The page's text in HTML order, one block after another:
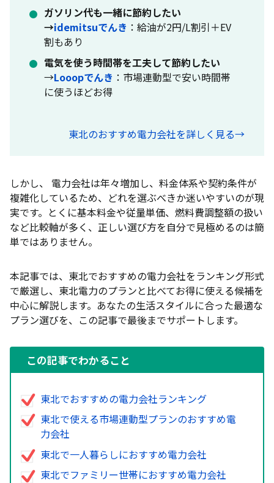
ガソリン代も一緒に節約したい
→idemitsuでんき ：給油が2円/L割引＋EV
割もあり
電気を使う時間帯を工夫して節約したい
→Looopでんき ：市場連動型で安い時間帯
に使うほどお得
東北のおすすめ電力会社を詳しく見る→
しかし、 電力会社は年々増加し、料金体系や契約条件が
複雑化しているため、どれを選ぶべきか迷いやすいのが現
実です。とくに基本料金や従量単価、燃料費調整額の扱い
など比較軸が多く、正しい選び方を自分で見極めるのは簡
単ではありません。
本記事では、東北でおすすめの電力会社をランキング形式
で厳選し、東北電力のプランと比べてお得に使える候補を
中心に解説します。あなたの生活スタイルに合った最適な
プラン選びを、この記事で最後までサポートします。
この記事でわかること
東北でおすすめの電力会社ランキング
東北で使える市場連動型プランのおすすめ電
力会社
東北で一人暮らしにおすすめ電力会社
東北でファミリー世帯におすすめ電力会社